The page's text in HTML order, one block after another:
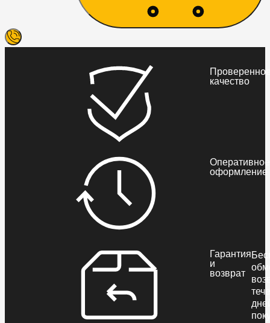
качество
Оперативное
оформление
Гарантия
и
возврат